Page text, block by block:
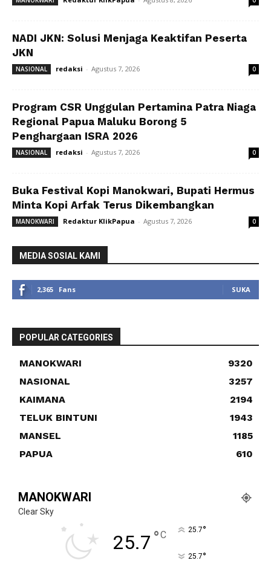
NADI JKN: Solusi Menjaga Keaktifan Peserta
JKN
NASIONAL redaksi - Agustus 7, 2026 0
Program CSR Unggulan Pertamina Patra Niaga
Regional Papua Maluku Borong 5
Penghargaan ISRA 2026
NASIONAL redaksi - Agustus 7, 2026 0
Buka Festival Kopi Manokwari, Bupati Hermus
Minta Kopi Arfak Terus Dikembangkan
MANOKWARI Redaktur KlikPapua - Agustus 7, 2026 0
MEDIA SOSIAL KAMI
2,365 Fans SUKA
POPULAR CATEGORIES
MANOKWARI
9320
NASIONAL
3257
KAIMANA
2194
TELUK BINTUNI
1943
MANSEL
1185
PAPUA
610
MANOKWARI
Clear Sky
25.7 °C 25.7°
25.7°